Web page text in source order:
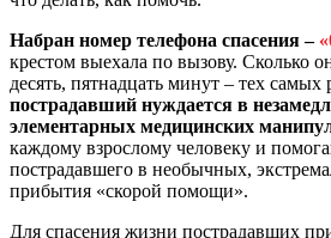
Набран номер телефона спасения –
крестом выехала по вызову. Сколько
десять, пятнадцать минут – тех самых
пострадавший нуждается в
элементарных медицинских
каждому взрослому человеку и
пострадавшего в необычных,
прибытия «скорой помощи».
Для спасения жизни пострадавших